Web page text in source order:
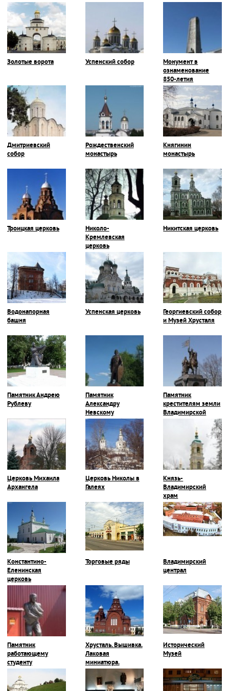
Золотые ворота Успенский собор
Монумент в
ознаменование
850-летия
Владимира
Дмитриевский
собор
Рождественский
монастырь
Княгинин
монастырь
Троицкая церковь
Николо-
Кремлевская
церковь
Никитская церковь
Водонапорная
башня
Успенская церковь
Георгиевский собор
и Музей Хрусталя
Памятник Андрею
Рублеву
Памятник
Александру
Невскому
Памятник
крестителям земли
Владимирской
Церковь Михаила
Архангела
Церковь Николы в
Галеях
Князь-
Владимирский
храм
Константино-
Еленинская
церковь
Торговые ряды
Владимирский
централ
Памятник
работающему
студенту
Хрусталь. Вышивка.
Лаковая
миниатюра.
Исторический
Музей